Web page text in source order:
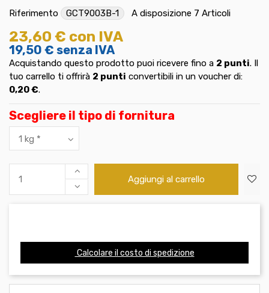
Riferimento GCT9003B-1 A disposizione 7 Articoli
23,60 € con IVA
19,50 € senza IVA
Acquistando questo prodotto puoi ricevere fino a 2 punti. Il
tuo carrello ti offrirà 2 punti convertibili in un voucher di:
0,20 €.
Scegliere il tipo di fornitura
Aggiungi al carrello
Calcolare il costo di spedizione